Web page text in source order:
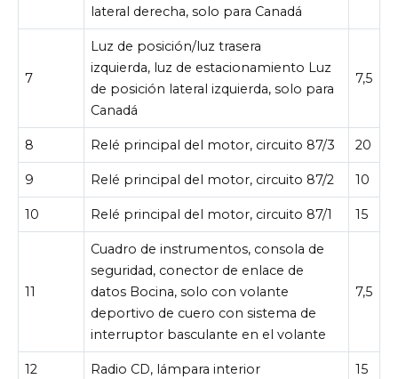
lateral derecha, solo para Canadá
7
Luz de posición/luz trasera
izquierda, luz de estacionamiento Luz
de posición lateral izquierda, solo para
Canadá
7,5
8 Relé principal del motor, circuito 87/3 20
9 Relé principal del motor, circuito 87/2 10
10 Relé principal del motor, circuito 87/1 15
11
Cuadro de instrumentos, consola de
seguridad, conector de enlace de
datos Bocina, solo con volante
deportivo de cuero con sistema de
interruptor basculante en el volante
7,5
12 Radio CD, lámpara interior 15